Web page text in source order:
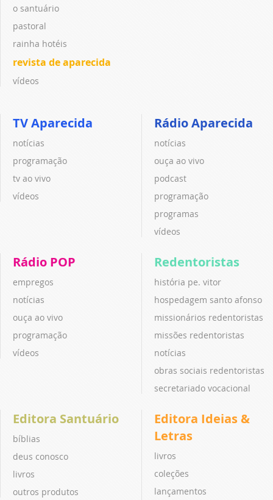
o santuário
pastoral
rainha hotéis
revista de aparecida
vídeos
TV Aparecida
notícias
programação
tv ao vivo
vídeos
Rádio Aparecida
notícias
ouça ao vivo
podcast
programação
programas
vídeos
Rádio POP
empregos
notícias
ouça ao vivo
programação
vídeos
Redentoristas
história pe. vitor
hospedagem santo afonso
missionários redentoristas
missões redentoristas
notícias
obras sociais redentoristas
secretariado vocacional
Editora Santuário
bíblias
deus conosco
livros
outros produtos
Editora Ideias &
Letras
livros
coleções
lançamentos